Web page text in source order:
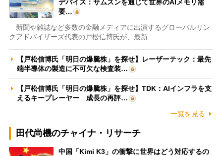
デバイス：サムスンを通じて世界のAIメモリ需
要…
新聞や雑誌など多数の金融メディアに出演するグローバルリン
クアドバイザーズ代表の戸松信博氏が、最新…
【戸松信博氏「明日の爆騰株」を探せ】レーザーテック：最先
端半導体の製造に不可欠な検査装…
【戸松信博氏「明日の爆騰株」を探せ】TDK：AIインフラを支
えるキープレーヤー 成長の再評…
一覧を見る
田代尚機のチャイナ・リサーチ
中国「Kimi K3」の衝撃に世界はどう対応するの